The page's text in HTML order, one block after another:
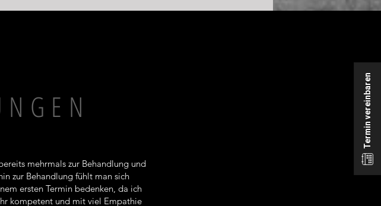
–
bewirken: Warum wir den
mehrmals zur Behandlung und
zur Behandlung fühlt man sich
ersten Termin bedenken, da ich
kompetent und mit viel Empathie
Termin vereinbaren